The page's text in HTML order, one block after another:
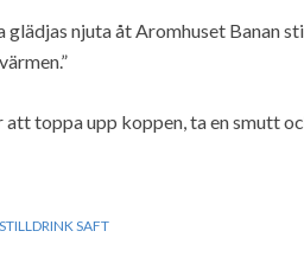
glädjas njuta åt Aromhuset
toppa upp koppen, ta en smutt
SAFT